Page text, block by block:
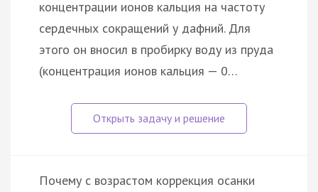
концентрации ионов кальция на частоту
сердечных сокращений у дафний. Для
этого он вносил в пробирку воду из пруда
(концентрация ионов кальция — 0…
Почему с возрастом коррекция осанки